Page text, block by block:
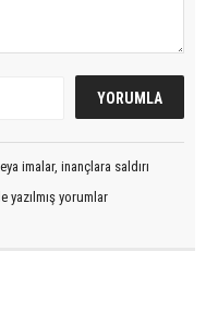
imalar, inançlara saldırı
yazılmış yorumlar